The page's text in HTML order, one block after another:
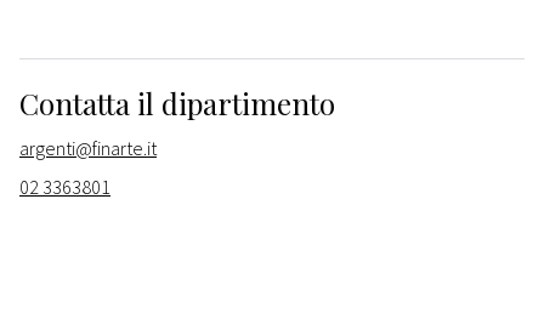
Contatta il dipartimento
argenti@finarte.it
02 3363801